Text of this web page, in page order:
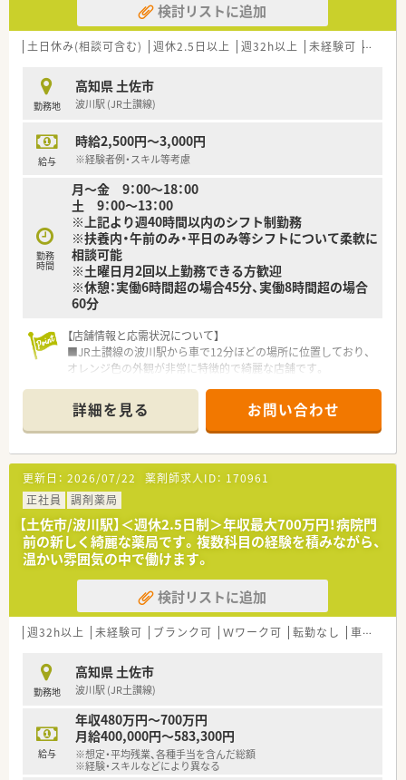
検討リストに追加
土日休み(相談可含む) 週休2.5日以上 週32h以上 未経験可 ブラン
勤務地
高知県 土佐市
波川駅 (JR土讃線)
給与
時給2,500円～3,000円
※経験者例・スキル等考慮
勤務
時間
月～金 9：00～18：00
土 9：00～13：00
※上記より週40時間以内のシフト制勤務
※扶養内・午前のみ・平日のみ等シフトについて柔軟に
相談可能
※土曜日月2回以上勤務できる方歓迎
※休憩：実働6時間超の場合45分、実働8時間超の場合
60分
【店舗情報と応需状況について】
■JR土讃線の波川駅から車で12分ほどの場所に位置しており、
オレンジ色の外観が非常に特徴的で綺麗な店舗です。
り、処方箋枚数は1日平均で60枚から80枚ほどです。
■薬剤師は常勤2名とパート2～3名の体制で、事務員も3名在籍
しており、常に2～3名体制で業務を行っています。
【募集背景と求める人物像について】
■今回は1名の退職に伴う欠員補充のための急募であり、すぐに
でも勤務を開始していただける方を求めています。
■調剤未経験の方は40代まで、経験者であれば50代まで幅広く
受け入れており、ブランクがある方も相談可能です。
■周囲のスタッフと協力しながら円滑にコミュニケーションが
取れる方や、地域医療に貢献したい方を歓迎しています。
【法人特徴について】
■高知県土佐市にて地域に根ざした薬局を1店舗展開しており、
今後は県内でのさらなる多店舗展開も検討しています。
剤師として現場に立ち、風通しの良い組織を築いています。
■社長が関東から縁あって開局した経緯があり、ドクターとの信
頼関係も厚く、安定した経営基盤を誇る法人です。
詳細を見る お問い合わせ
更新日： 2026/07/22 薬剤師求人ID： 170961
正社員
調剤薬局
【土佐市/波川駅】＜週休2.5日制＞年収最大700万円！病院門
前の新しく綺麗な薬局です。複数科目の経験を積みながら、
温かい雰囲気の中で働けます。
検討リストに追加
週32h以上 未経験可 ブランク可 Ｗワーク可 転勤なし 車通勤可
勤務地
高知県 土佐市
波川駅 (JR土讃線)
給与
年収480万円～700万円
月給400,000円～583,300円
※想定・平均残業、各種手当を含んだ総額
※経験・スキルなどにより異なる